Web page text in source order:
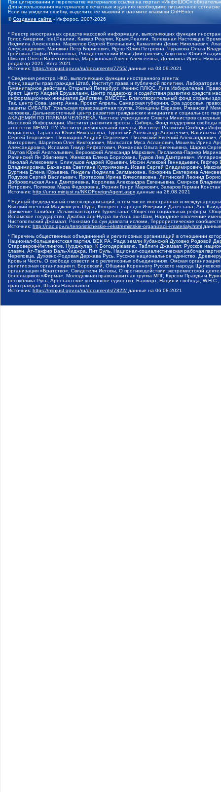
При цитировании и перепечатке материалов ссылка на портал «ИнфоШОС»
Для использования материалов в печатных изданиях необходимо письменное
Если вы увидели ошибку, выделите ее мышкой и нажмите клавиши Ctrl+Enter
©Создание сайта - Инфорос, 2007-2026
* Реестр иностранных средств массовой информации, выполняющих функции
Голос Америки, Idel.Реалии, Кавказ.Реалии, Крым.Реалии, Телеканал Настоящее
Людмила Алексеевна, Маркелов Сергей Евгеньевич, Камалягин Денис Николаевич,
Александрович, Маняхин Петр Борисович, Ярош Юлия Петровна, Чуракова Ольга
Гройсман Софья Романовна, Рождественский Илья Дмитриевич, Апухтина Юлия
Шмагун Олеся Валентиновна, Мароховская Алеся Алексеевна, Долинина Ирина
редактор 2021, Вега 2021
Источник: https://minjust.gov.ru/ru/documents/7755/ данные на 03.09.2021
* Сведения реестра НКО, выполняющих функции иностранного агента:
Фонд защиты прав граждан Штаб, Институт права и публичной политики,
Гуманитарное действие, Открытый Петербург, Феникс ПЛЮС, Лига Избирателей,
Крест, Центр Хасдей Ерушалаим, Центр поддержки и содействия развитию средств
информационных инициатив Действие, ВМЕСТЕ, Благотворительный фонд охраны
Так, центр Сова, центр Анна, Проект Апрель, Самарская губерния, Эра здоровья,
защиты СИБАЛЬТ, Уральская правозащитная группа, Женщины Евразии, Рязанский
человека, Дальневосточный центр развития гражданских инициатив и социального
АКАДЕМИЯ ПО ПРАВАМ ЧЕЛОВЕКА, Частное учреждение Совета Министров северных
Массовой Информации, Институт развития прессы - Сибирь, Фонд поддержки
агентство МЕМО. РУ, Институт региональной прессы, Институт Развития Свободы
Борисовна, Таранова Юлия Николаевна, Туровский Александр Алексеевич,
Сергей Георгиевич, Пивоваров Андрей Сергеевич, Писемский Евгений
Викторович, Шарипков Олег Викторович, Мальсагов Муса Асланович, Мошель Ирина
Александровна, Исламов Тимур Рифгатович, Романова Ольга Евгеньевна, Щаров
Паутов Юрий Анатольевич, Верховский Александр Маркович, Пислакова-Паркер
Рачинский Ян Збигневич, Жемкова Елена Борисовна, Гудков Лев Дмитриевич,
Николай Алексеевич, Блинушов Андрей Юрьевич, Мосин Алексей Геннадьевич,
Владимировна, Баженова Светлана Куприяновна, Исаев Сергей Владимирович,
Буртина Елена Юрьевна, Гендель Людмила Залмановна, Кокорина Екатерина
Подузов Сергей Васильевич, Протасова Ирина Вячеславовна, Литинский Леонид
Добровольская Анна Дмитриевна, Королева Александра Евгеньевна, Смирнов
Петрович, Полякова Мара Федоровна, Резник Генри Маркович, Захаров Герман
Источник: http://unro.minjust.ru/NKOForeignAgent.aspx данные на 28.08.2021
* Единый федеральный список организаций, в том числе иностранных и
Высший военный Маджлисуль Шура, Конгресс народов Ичкерии и Дагестана, Аль-
Движение Талибан, Исламская партия Туркестана, Общество социальных реформ,
Исламское государство, Джабха аль-Нусра ли-Ахль аш-Шам, Народное ополчение
Чистопольский Джамаат, Рохнамо ба суи давлати исломи, Террористическое
Источник: http://nac.gov.ru/terroristicheskie-i-ekstremistskie-organizacii-i-materialy.html
* Перечень общественных объединений и религиозных организаций в отношении
Национал-большевистская партия, ВЕК РА, Рада земли Кубанской Духовно Родовой
Староверов-Инглингов, Нурджулар, К Богодержавию, Таблиги Джамаат, Русское
славян, Ат-Такфир Валь-Хиджра, Пит Буль, Национал-социалистическая рабочая
Череповца, Духовно-Родовая Держава Русь, Русское национальное единство,
Кровь и Честь, О свободе совести и о религиозных объединениях, Омская
религиозная организация п. Боровский, Община Коренного Русского народа
организация «Братство», Свидетели Иеговы, О противодействии экстремистской
болельщиков «Фирма», Молодежная правозащитная группа МПГ, Курсом Правды и
республика Русь, Арестантское уголовное единство, Башкорт, Нация и свобода,
прав граждан, Штабы Навального
Источник: https://minjust.gov.ru/ru/documents/7822/ данные на 06.08.2021